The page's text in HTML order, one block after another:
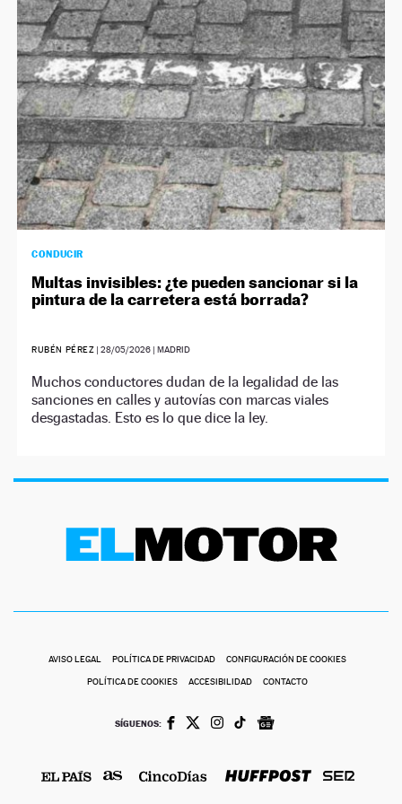
NEWSLETTER
SÍGUENOS
CONDUCIR
Multas invisibles: ¿te pueden sancionar si la
pintura de la carretera está borrada?
RUBÉN PÉREZ |28/05/2026 | MADRID
Muchos conductores dudan de la legalidad de las
sanciones en calles y autovías con marcas viales
desgastadas. Esto es lo que dice la ley.
AVISO LEGAL POLÍTICA DE PRIVACIDAD CONFIGURACIÓN DE COOKIES
POLÍTICA DE COOKIES ACCESIBILIDAD CONTACTO
SÍGUENOS: